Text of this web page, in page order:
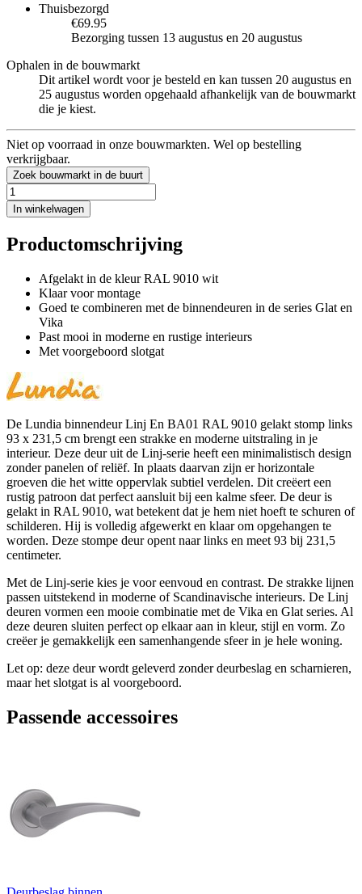
Thuisbezorgd
€69.95
Bezorging tussen 13 augustus en 20 augustus
Ophalen in de bouwmarkt
Dit artikel wordt voor je besteld en kan tussen 20 augustus en
25 augustus worden opgehaald afhankelijk van de bouwmarkt
die je kiest.
Niet op voorraad in onze bouwmarkten. Wel op bestelling
verkrijgbaar.
Zoek bouwmarkt in de buurt
In winkelwagen
Productomschrijving
Afgelakt in de kleur RAL 9010 wit
Klaar voor montage
Goed te combineren met de binnendeuren in de series Glat en
Vika
Past mooi in moderne en rustige interieurs
Met voorgeboord slotgat
De Lundia binnendeur Linj En BA01 RAL 9010 gelakt stomp links
93 x 231,5 cm brengt een strakke en moderne uitstraling in je
interieur. Deze deur uit de Linj-serie heeft een minimalistisch design
zonder panelen of reliëf. In plaats daarvan zijn er horizontale
groeven die het witte oppervlak subtiel verdelen. Dit creëert een
rustig patroon dat perfect aansluit bij een kalme sfeer. De deur is
gelakt in RAL 9010, wat betekent dat je hem niet hoeft te schuren of
schilderen. Hij is volledig afgewerkt en klaar om opgehangen te
worden. Deze stompe deur opent naar links en meet 93 bij 231,5
centimeter.
Met de Linj-serie kies je voor eenvoud en contrast. De strakke lijnen
passen uitstekend in moderne of Scandinavische interieurs. De Linj
deuren vormen een mooie combinatie met de Vika en Glat series. Al
deze deuren sluiten perfect op elkaar aan in kleur, stijl en vorm. Zo
creëer je gemakkelijk een samenhangende sfeer in je hele woning.
Let op: deze deur wordt geleverd zonder deurbeslag en scharnieren,
maar het slotgat is al voorgeboord.
Passende accessoires